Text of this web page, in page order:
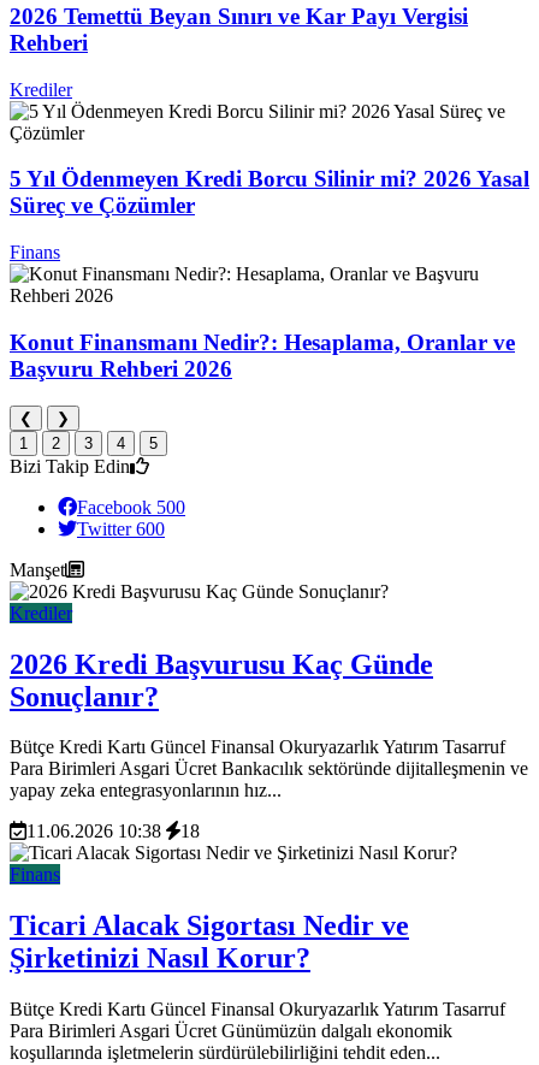
2026 Temettü Beyan Sınırı ve Kar Payı Vergisi
Rehberi
Krediler
5 Yıl Ödenmeyen Kredi Borcu Silinir mi? 2026 Yasal
Süreç ve Çözümler
Finans
Konut Finansmanı Nedir?: Hesaplama, Oranlar ve
Başvuru Rehberi 2026
❮
❯
1
2 3 4 5
Bizi Takip Edin
Facebook 500
Twitter 600
Manşet
Krediler
2026 Kredi Başvurusu Kaç Günde
Sonuçlanır?
Bütçe Kredi Kartı Güncel Finansal Okuryazarlık Yatırım Tasarruf
Para Birimleri Asgari Ücret Bankacılık sektöründe dijitalleşmenin ve
yapay zeka entegrasyonlarının hız...
11.06.2026 10:38
18
Finans
Ticari Alacak Sigortası Nedir ve
Şirketinizi Nasıl Korur?
Bütçe Kredi Kartı Güncel Finansal Okuryazarlık Yatırım Tasarruf
Para Birimleri Asgari Ücret Günümüzün dalgalı ekonomik
koşullarında işletmelerin sürdürülebilirliğini tehdit eden...